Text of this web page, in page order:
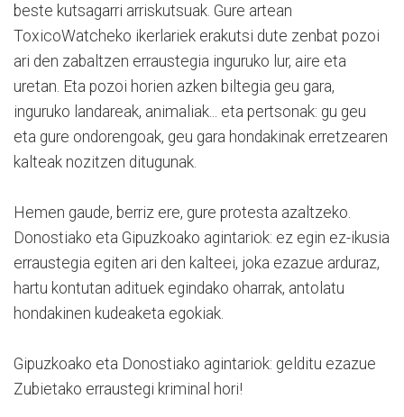
beste kutsagarri arriskutsuak. Gure artean
ToxicoWatcheko ikerlariek erakutsi dute zenbat pozoi
ari den zabaltzen erraustegia inguruko lur, aire eta
uretan. Eta pozoi horien azken biltegia geu gara,
inguruko landareak, animaliak... eta pertsonak: gu geu
eta gure ondorengoak, geu gara hondakinak erretzearen
kalteak nozitzen ditugunak.
Hemen gaude, berriz ere, gure protesta azaltzeko.
Donostiako eta Gipuzkoako agintariok: ez egin ez-ikusia
erraustegia egiten ari den kalteei, joka ezazue arduraz,
hartu kontutan adituek egindako oharrak, antolatu
hondakinen kudeaketa egokiak.
Gipuzkoako eta Donostiako agintariok: gelditu ezazue
Zubietako erraustegi kriminal hori!